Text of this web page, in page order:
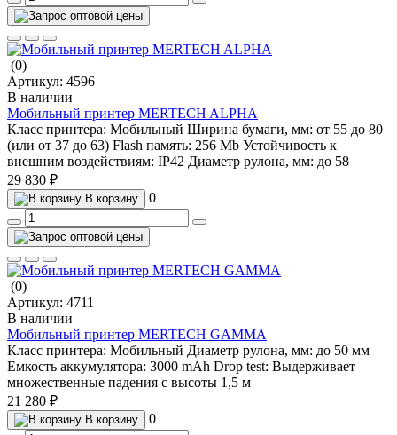
(0)
Артикул: 4596
В наличии
Мобильный принтер MERTECH ALPHA
Класс принтера: Мобильный Ширина бумаги, мм: от 55 до 80
(или от 37 до 63) Flash память: 256 Mb Устойчивость к
внешним воздействиям: IP42 Диаметр рулона, мм: до 58
29 830 ₽
В корзину 0
(0)
Артикул: 4711
В наличии
Мобильный принтер MERTECH GAMMA
Класс принтера: Мобильный Диаметр рулона, мм: до 50 мм
Емкость аккумулятора: 3000 mAh Drop test: Выдерживает
множественные падения с высоты 1,5 м
21 280 ₽
В корзину 0